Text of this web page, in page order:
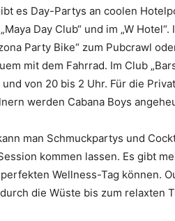
es Day-Partys an coolen
Day Club“ und im „W
Party Bike“ zum Pubcrawl
mit dem Fahrrad. Im Club
von 20 bis 2 Uhr. Für die
werden Cabana Boys
man Schmuckpartys und
kommen lassen. Es gibt
Wellness-Tag können.
die Wüste bis zum relaxten